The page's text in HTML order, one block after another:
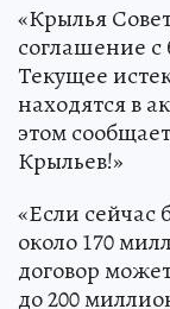
«Крылья
соглашение
Текущее
находятся в
этом
Крыльев!»
«Если сейчас
около 170
договор
до 200